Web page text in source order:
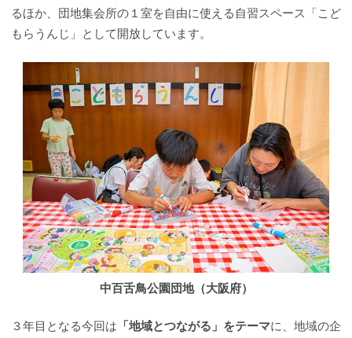
るほか、団地集会所の１室を自由に使える自習スペース「こど
もらうんじ」として開放しています。
中百舌鳥公園団地（大阪府）
３年目となる今回は 「地域とつながる」をテーマに、地域の企